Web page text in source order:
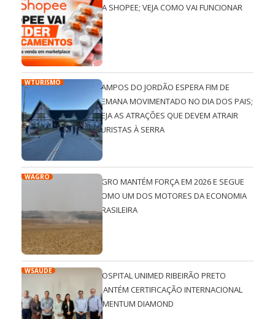
NA SHOPEE; VEJA COMO VAI FUNCIONAR
WTURISMO
CAMPOS DO JORDÃO ESPERA FIM DE
SEMANA MOVIMENTADO NO DIA DOS PAIS;
VEJA AS ATRAÇÕES QUE DEVEM ATRAIR
TURISTAS À SERRA
WAGRO
AGRO MANTÉM FORÇA EM 2026 E SEGUE
COMO UM DOS MOTORES DA ECONOMIA
BRASILEIRA
WSAÚDE
HOSPITAL UNIMED RIBEIRÃO PRETO
MANTÉM CERTIFICAÇÃO INTERNACIONAL
QMENTUM DIAMOND